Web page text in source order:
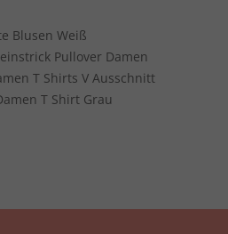
Blusen Weiß
Pullover Damen
T Shirts V Ausschnitt
T Shirt Grau